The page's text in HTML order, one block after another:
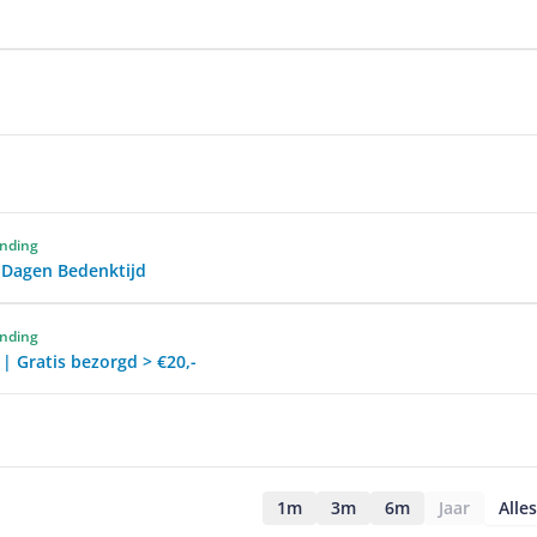
Bedenktijd
Gratis bezorgd > €20,-
1m 3m 6m Jaar Alles